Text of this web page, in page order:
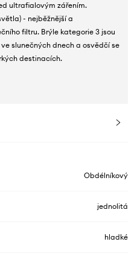
ultrafialovým zářením.
- nejběžnější a
filtru. Brýle kategorie 3 jsou
slunečných dnech a osvědčí se
destinacích.
Obdélníkový
jednolitá
hladké